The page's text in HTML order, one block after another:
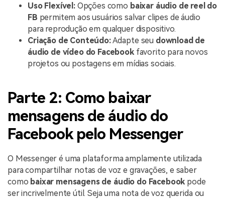
Uso Flexível:Opções como baixar áudio de reel do
FB permitem aos usuários salvar clipes de áudio
para reprodução em qualquer dispositivo.
Criação de Conteúdo:Adapte seu download de
áudio de vídeo do Facebookfavorito para novos
projetos ou postagens em mídias sociais.
Parte 2: Como baixar
mensagens de áudio do
Facebook pelo Messenger
O Messenger é uma plataforma amplamente utilizada
para compartilhar notas de voz e gravações, e saber
como baixar mensagens de áudio do Facebook pode
ser incrivelmente útil. Seja uma nota de voz querida ou